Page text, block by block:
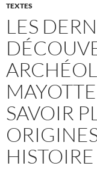
TEXTES
LES
SAVOIR
HISTOIRE